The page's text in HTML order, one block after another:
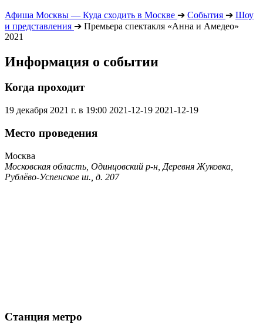
Афиша Москвы — Куда сходить в Москве ➔ События ➔ Шоу
и представления ➔ Премьера спектакля «Анна и Амедео»
2021
Информация о событии
Когда проходит
19 декабря 2021 г. в 19:00 2021-12-19 2021-12-19
Место проведения
Москва
Московская область, Одинцовский р-н, Деревня Жуковка,
Рублёво-Успенское ш., д. 207
Станция метро